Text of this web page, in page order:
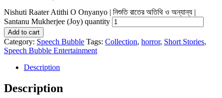
Nishuti Raater Atithi O Onyanyo | নিশুতি রাতের অতিথি ও অন্যান্য |
Santanu Mukherjee (Joy) quantity
Add to cart
Category: Speech Bubble Tags: Collection, horror, Short Stories,
Speech Bubble Entertainment
Description
Description